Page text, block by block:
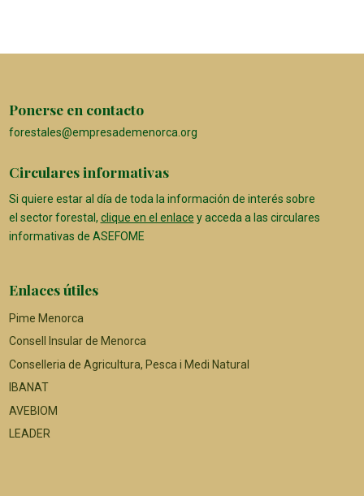
Ponerse en contacto
forestales@empresademenorca.org
Circulares informativas
Si quiere estar al día de toda la información de interés sobre
el sector forestal, clique en el enlace y acceda a las circulares
informativas de ASEFOME
Enlaces útiles
Pime Menorca
Consell Insular de Menorca
Conselleria de Agricultura, Pesca i Medi Natural
IBANAT
AVEBIOM
LEADER